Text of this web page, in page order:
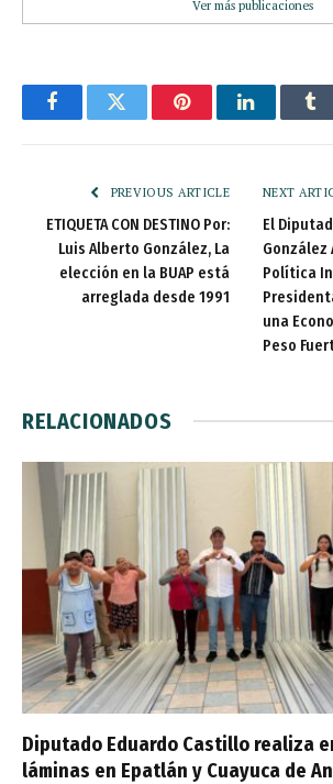
Ver más publicaciones
FacebookTwitter PinterestLinkedIn
PREVIOUS ARTICLE
ETIQUETA CON DESTINO Por:
Luis Alberto González, La
elección en la BUAP está
arreglada desde 1991
NEXT
El
González
Política
una
Peso
RELACIONADOS
Diputado Eduardo Castillo realiza
láminas en Epatlán y Cuayuca de